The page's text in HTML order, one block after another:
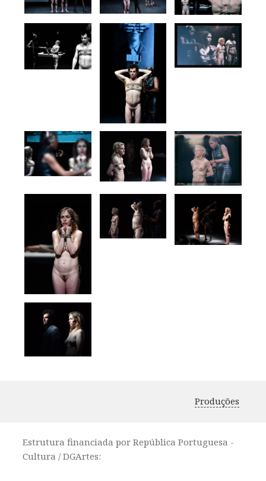
Produções
Estrutura financiada por República Portuguesa -
Cultura / DGArtes: